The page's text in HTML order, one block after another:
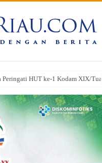
Mahkamah Agung, Hukuman